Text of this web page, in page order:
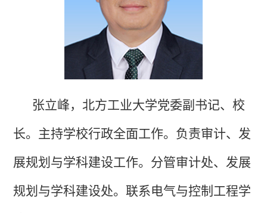
张立峰，北方工业大学党委副书记、校
长。主持学校行政全面工作。负责审计、发
展规划与学科建设工作。分管审计处、发展
规划与学科建设处。联系电气与控制工程学